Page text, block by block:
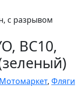
с разрывом
BC10,
Мотомаркет, Фляги